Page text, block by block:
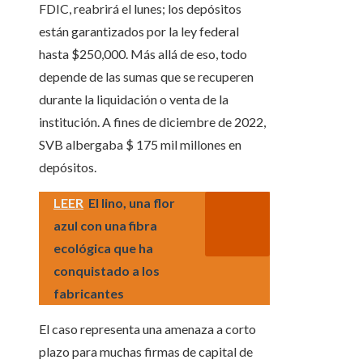
FDIC, reabrirá el lunes; los depósitos
están garantizados por la ley federal
hasta $250,000. Más allá de eso, todo
depende de las sumas que se recuperen
durante la liquidación o venta de la
institución. A fines de diciembre de 2022,
SVB albergaba $ 175 mil millones en
depósitos.
LEER El lino, una flor
azul con una fibra
ecológica que ha
conquistado a los
fabricantes
El caso representa una amenaza a corto
plazo para muchas firmas de capital de